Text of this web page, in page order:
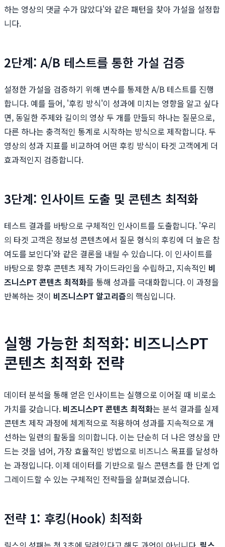
하는 영상의 댓글 수가 많았다'와 같은 패턴을 찾아 가설을 설정합
니다.
2단계: A/B 테스트를 통한 가설 검증
설정한 가설을 검증하기 위해 변수를 통제한 A/B 테스트를 진행
합니다. 예를 들어, '후킹 방식'이 성과에 미치는 영향을 알고 싶다
면, 동일한 주제와 길이의 영상 두 개를 만들되 하나는 질문으로,
다른 하나는 충격적인 통계로 시작하는 방식으로 제작합니다. 두
영상의 성과 지표를 비교하여 어떤 후킹 방식이 타겟 고객에게 더
효과적인지 검증합니다.
3단계: 인사이트 도출 및 콘텐츠 최적화
테스트 결과를 바탕으로 구체적인 인사이트를 도출합니다. '우리
의 타겟 고객은 정보성 콘텐츠에서 질문 형식의 후킹에 더 높은 참
여도를 보인다'와 같은 결론을 내릴 수 있습니다. 이 인사이트를
바탕으로 향후 콘텐츠 제작 가이드라인을 수립하고, 지속적인 비
즈니스PT 콘텐츠 최적화를 통해 성과를 극대화합니다. 이 과정을
반복하는 것이 비즈니스PT 알고리즘의 핵심입니다.
실행 가능한 최적화: 비즈니스PT
콘텐츠 최적화 전략
데이터 분석을 통해 얻은 인사이트는 실행으로 이어질 때 비로소
가치를 갖습니다. 비즈니스PT 콘텐츠 최적화는 분석 결과를 실제
콘텐츠 제작 과정에 체계적으로 적용하여 성과를 지속적으로 개
선하는 일련의 활동을 의미합니다. 이는 단순히 더 나은 영상을 만
드는 것을 넘어, 가장 효율적인 방법으로 비즈니스 목표를 달성하
는 과정입니다. 이제 데이터를 기반으로 릴스 콘텐츠를 한 단계 업
그레이드할 수 있는 구체적인 전략들을 살펴보겠습니다.
전략 1: 후킹(Hook) 최적화